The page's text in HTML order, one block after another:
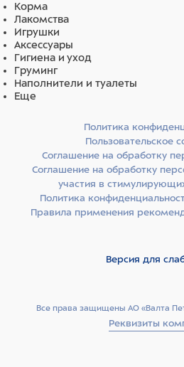
Корма
Лакомства
Игрушки
Аксессуары
Гигиена и уход
Груминг
Наполнители и туалеты
Еще
Все права защищены АО «Валта
Реквизиты
Политика
Пользовательское
Соглашение на обработку
Соглашение на обработку
участия в
Политика
Правила применения
Версия для